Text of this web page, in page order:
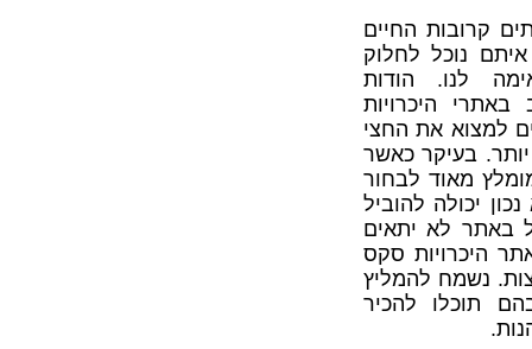
קרובות החיים
נוכל לחלוק
לנו. הודות
היכרויות
למצוא את החצי
בעיקר כאשר
מאוד לבחור
יכולה להוביל
באתר לא יתאים
היכרויות סקס
נשמח להמליץ
תוכלו להכיר